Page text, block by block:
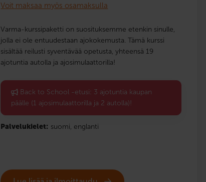
Voit maksaa myös osamaksulla
Varma-kurssipaketti on suosituksemme etenkin sinulle,
jolla ei ole entuudestaan ajokokemusta. Tämä kurssi
sisältää reilusti syventävää opetusta, yhteensä 19
ajotuntia autolla ja ajosimulaattorilla!
Back to School -etusi: 3 ajotuntia kaupan
päälle (1 ajosimulaattorilla ja 2 autolla)!
Palvelukielet: suomi, englanti